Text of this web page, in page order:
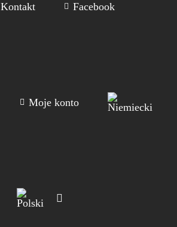
Kontakt Facebook
Moje konto